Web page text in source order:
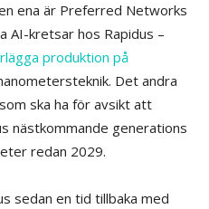
ena är Preferred Networks
AI-kretsar hos Rapidus –
produktion på
Det andra
ska ha för avsikt att
nästkommande generations
redan 2029.
sedan en tid tillbaka med